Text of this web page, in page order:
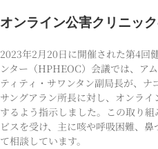
オンライン公害クリニッ
2023年2月20日に開催された第4回
ンター（HPHEOC）会議では、ア
ティティ・サワンタン副局長が、ナ
サングアラン所長に対し、オンラ
するよう指示しました。この取り
ビスを受け、主に咳や呼吸困難、
て相談しています。